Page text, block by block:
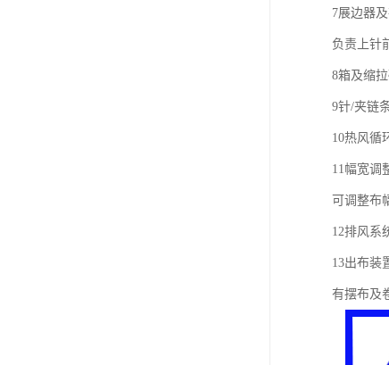
7展边器
负责上针
8箱及缩
9针/夹链
10热风循
11幅宽调
可调整布
12排风系
13出布装
有摆布及